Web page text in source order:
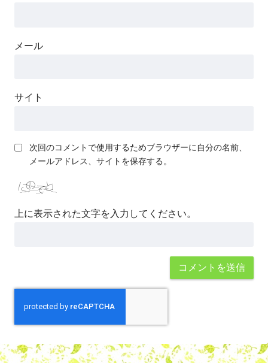
メール
サイト
次回のコメントで使用するためブラウザーに自分の名前、
メールアドレス、サイトを保存する。
上に表示された文字を入力してください。